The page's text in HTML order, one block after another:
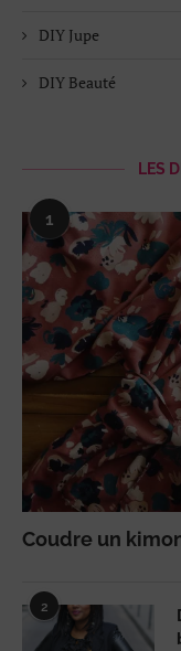
DIY Jupe
DIY Beauté
LES
1
Coudre un
2